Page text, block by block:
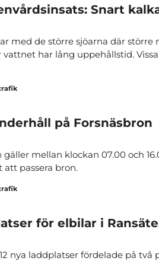
Snart
med de större sjöarna där
vattnet har lång uppehållstid.
på Forsnäsbron
mellan klockan 07.00 och
passera bron.
för elbilar i
nya laddplatser fördelade på två